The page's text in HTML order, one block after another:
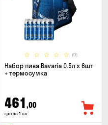
(0)
Набор пива Bavaria 0.5л х 6шт
+ термосумка
461 ,00
грн за 1 шт